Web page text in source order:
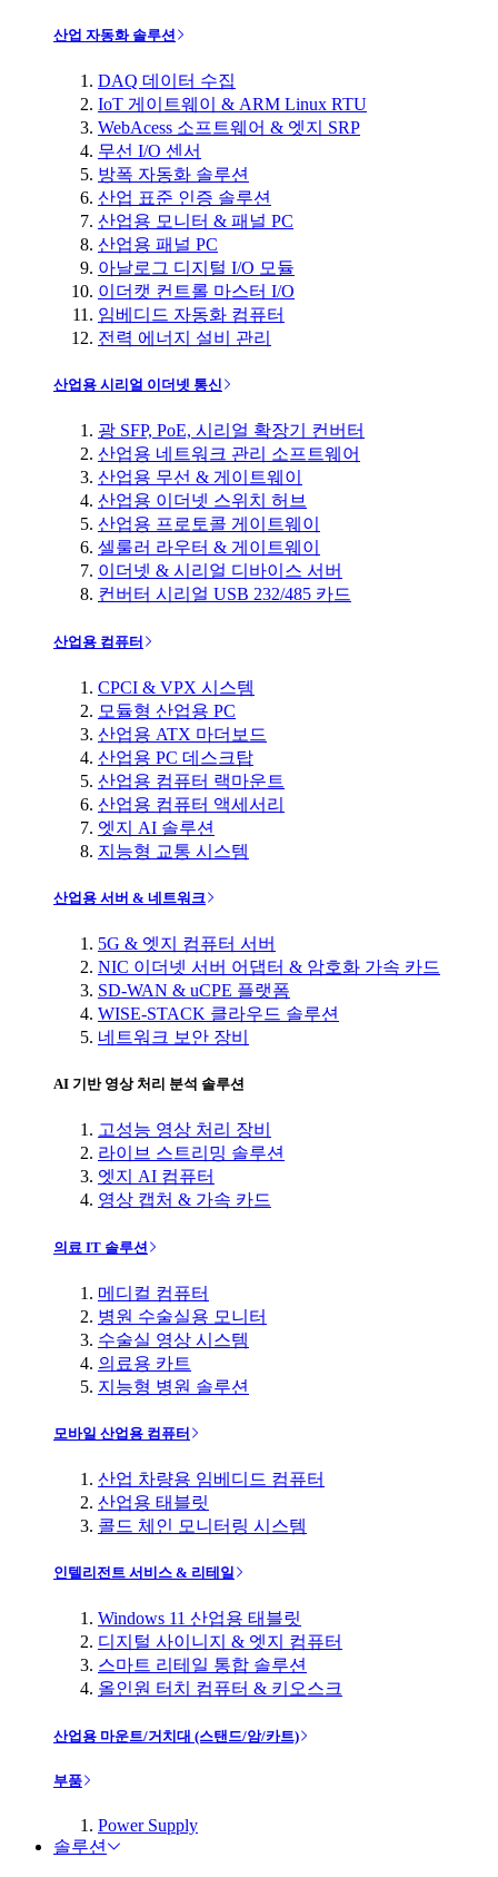
산업 자동화 솔루션
DAQ 데이터 수집
IoT 게이트웨이 & ARM Linux RTU
WebAcess 소프트웨어 & 엣지 SRP
무선 I/O 센서
방폭 자동화 솔루션
산업 표준 인증 솔루션
산업용 모니터 & 패널 PC
산업용 패널 PC
아날로그 디지털 I/O 모듈
이더캣 컨트롤 마스터 I/O
임베디드 자동화 컴퓨터
전력 에너지 설비 관리
산업용 시리얼 이더넷 통신
광 SFP, PoE, 시리얼 확장기 컨버터
산업용 네트워크 관리 소프트웨어
산업용 무선 & 게이트웨이
산업용 이더넷 스위치 허브
산업용 프로토콜 게이트웨이
셀룰러 라우터 & 게이트웨이
이더넷 & 시리얼 디바이스 서버
컨버터 시리얼 USB 232/485 카드
산업용 컴퓨터
CPCI & VPX 시스템
모듈형 산업용 PC
산업용 ATX 마더보드
산업용 PC 데스크탑
산업용 컴퓨터 랙마운트
산업용 컴퓨터 액세서리
엣지 AI 솔루션
지능형 교통 시스템
산업용 서버 & 네트워크
5G & 엣지 컴퓨터 서버
NIC 이더넷 서버 어댑터 & 암호화 가속 카드
SD-WAN & uCPE 플랫폼
WISE-STACK 클라우드 솔루션
네트워크 보안 장비
AI 기반 영상 처리 분석 솔루션
고성능 영상 처리 장비
라이브 스트리밍 솔루션
엣지 AI 컴퓨터
영상 캡처 & 가속 카드
의료 IT 솔루션
메디컬 컴퓨터
병원 수술실용 모니터
수술실 영상 시스템
의료용 카트
지능형 병원 솔루션
모바일 산업용 컴퓨터
산업 차량용 임베디드 컴퓨터
산업용 태블릿
콜드 체인 모니터링 시스템
인텔리전트 서비스 & 리테일
Windows 11 산업용 태블릿
디지털 사이니지 & 엣지 컴퓨터
스마트 리테일 통합 솔루션
올인원 터치 컴퓨터 & 키오스크
산업용 마운트/거치대 (스탠드/암/카트)
부품
Power Supply
솔루션